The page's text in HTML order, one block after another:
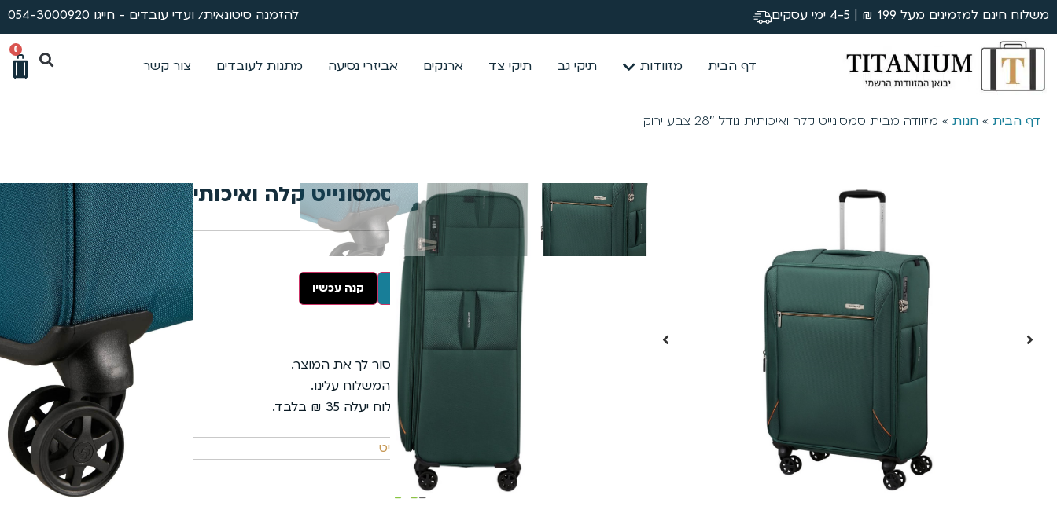
משלוח חינם למזמינים מעל 199 ₪ | 4-5 ימי עסקים להזמנה סיטונאית/ ועדי עובדים - חייגו 054-3000920
דף הבית מזוודות תיקי גב תיקי צד ארנקים אביזרי נסיעה מתנות לעובדים צור קשר
0
דף הבית » חנות » מזוודה מבית סמסונייט קלה ואיכותית גודל 28″ צבע ירוק
מזוודה מבית סמסונייט קלה ואיכותית גודל 28″ צבע
ירוק
הוספה לסל קנה עכשיו
המשלוחים שלנו
שליח עד הבית יגיע וימסור לך את המוצר.
למה טיטניום?
שירות ותיקונים
ייעוץ מקצועי
משלוחי אקספרס
שירות מכל הלב
פריסת תשלומים נוחה
קטגוריה מזוודות סמסונייט